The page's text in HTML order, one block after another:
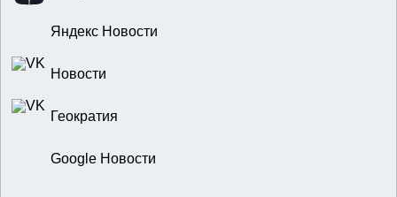
Яндекс Новости
Новости
Геократия
Google Новости